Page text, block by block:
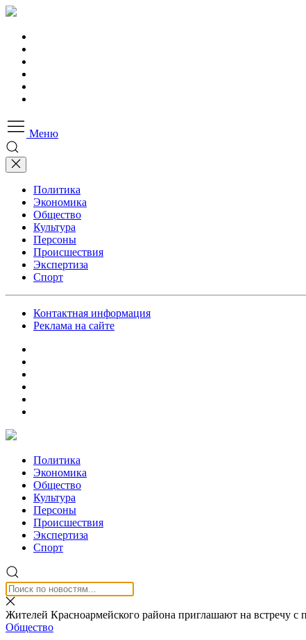
Меню
Политика
Экономика
Общество
Культура
Персоны
Происшествия
Экспертиза
Спорт
Контактная информация
Реклама на сайте
Политика
Экономика
Общество
Культура
Персоны
Происшествия
Экспертиза
Спорт
Жителей Красноармейского района приглашают на встречу
Общество